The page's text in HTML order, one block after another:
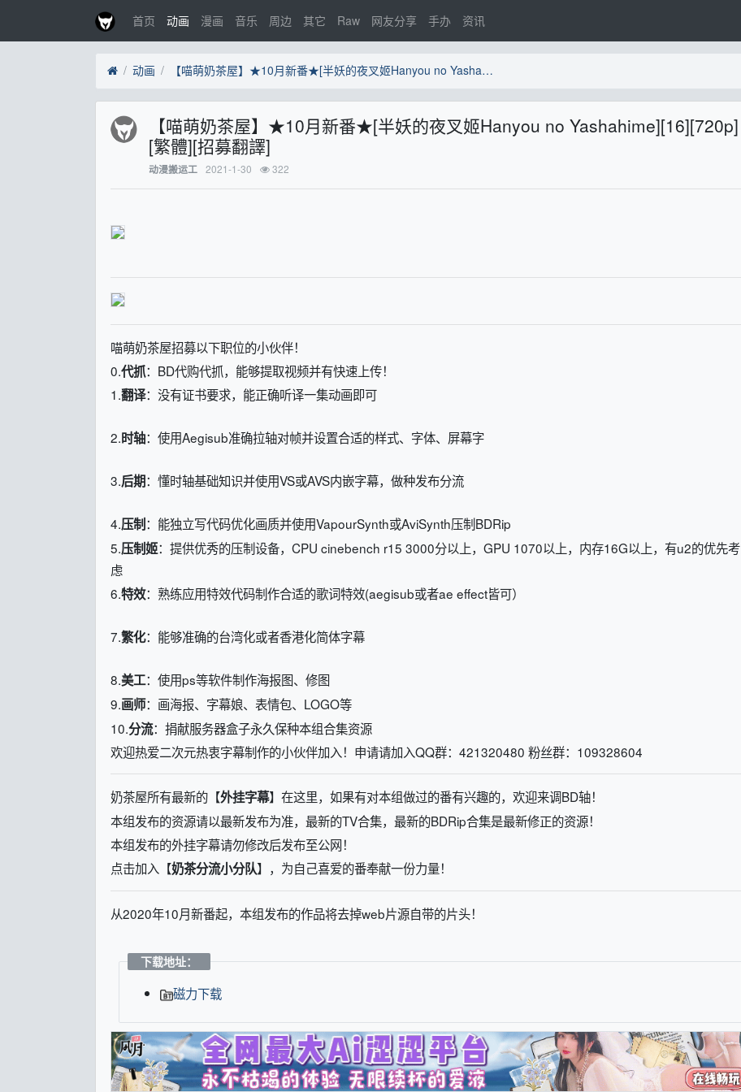
首页 动画 漫画 音乐 周边 其它 Raw 网友分享 手办 资讯
动画 【喵萌奶茶屋】★10月新番★[半妖的夜叉姬Hanyou no Yashahime][16][720p][繁體][招募翻譯]
【喵萌奶茶屋】★10月新番★[半妖的夜叉姬Hanyou no Yashahime][16][720p]
[繁體][招募翻譯]
动漫搬运工 2021-1-30 322
喵萌奶茶屋招募以下职位的小伙伴！
0.代抓：BD代购代抓，能够提取视频并有快速上传！
1.翻译：没有证书要求，能正确听译一集动画即可
2.时轴：使用Aegisub准确拉轴对帧并设置合适的样式、字体、屏幕字
3.后期：懂时轴基础知识并使用VS或AVS内嵌字幕，做种发布分流
4.压制：能独立写代码优化画质并使用VapourSynth或AviSynth压制BDRip
5.压制姬：提供优秀的压制设备，CPU cinebench r15 3000分以上，GPU 1070以上，内存16G以上，有u2的优先考
虑
6.特效：熟练应用特效代码制作合适的歌词特效(aegisub或者ae effect皆可）
7.繁化：能够准确的台湾化或者香港化简体字幕
8.美工：使用ps等软件制作海报图、修图
9.画师：画海报、字幕娘、表情包、LOGO等
10.分流：捐献服务器盒子永久保种本组合集资源
欢迎热爱二次元热衷字幕制作的小伙伴加入！申请请加入QQ群：421320480 粉丝群：109328604
奶茶屋所有最新的【外挂字幕】 在这里，如果有对本组做过的番有兴趣的，欢迎来调BD轴！
本组发布的资源请以最新发布为准，最新的TV合集，最新的BDRip合集是最新修正的资源！
本组发布的外挂字幕请勿修改后发布至公网！
点击加入【奶茶分流小分队】，为自己喜爱的番奉献一份力量！
从2020年10月新番起，本组发布的作品将去掉web片源自带的片头！
下载地址：
磁力下载